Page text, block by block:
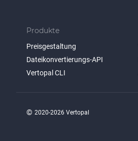
Produkte
Preisgestaltung
Dateikonvertierungs-API
Vertopal CLI
© 2020-2026 Vertopal